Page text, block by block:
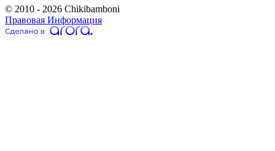
© 2010 - 2026 Chikibamboni
Правовая Информация